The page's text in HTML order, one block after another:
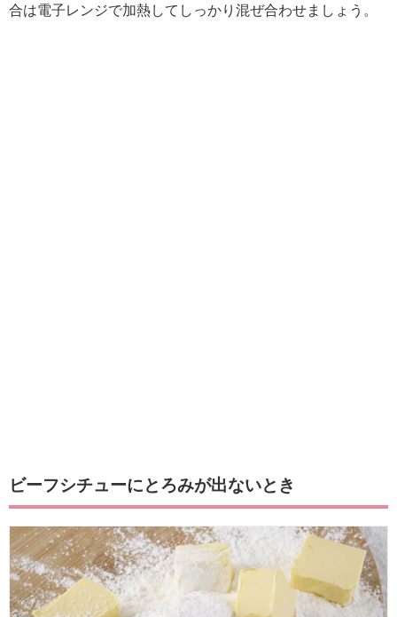
合は電子レンジで加熱してしっかり混ぜ合わせましょう。
ビーフシチューにとろみが出ないとき